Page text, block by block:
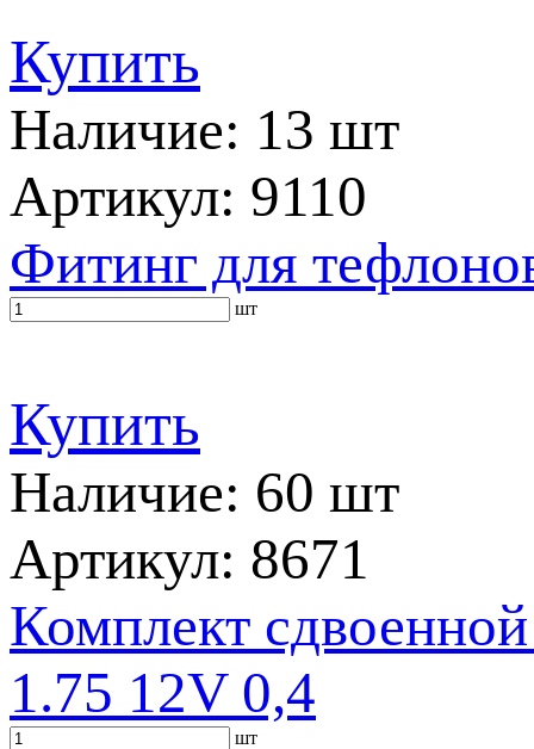
Купить
Наличие: 13 шт
Артикул: 9110
Фитинг для
шт
Купить
Наличие: 60 шт
Артикул: 8671
Комплект
1.75 12V 0,4
шт